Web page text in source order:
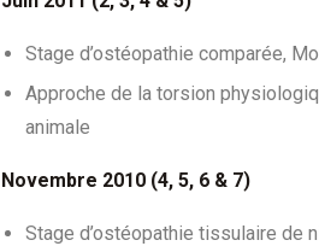
Stage d’ostéopathie comparée,
Approche de la torsion
animale
Novembre 2010 (4, 5, 6 & 7)
Stage d’ostéopathie tissulaire de